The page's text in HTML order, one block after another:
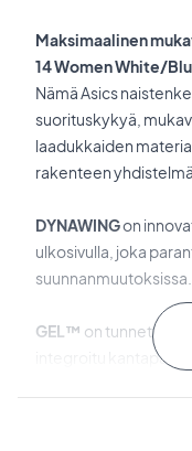
Maksimaalinen
14 Women White/
Nämä Asics
suorituskykyä,
laadukkaiden
rakenteen
DYNAWINGon
ulkosivulla, joka
suunnanmuutoksissa.
GEL™ on tunnettu
integroitu